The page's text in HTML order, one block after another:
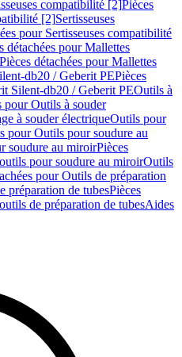
compatibilité [2]Pièces
[2]Sertisseuses
pour Sertisseuses compatibilité
détachées pour Mallettes
Pièces détachées pour Mallettes
db20 / Geberit PEPièces
Silent-db20 / Geberit PEOutils à
pour Outils à souder
à souder électriqueOutils pour
pour Outils pour soudure au
soudure au miroirPièces
pour soudure au miroirOutils
pour Outils de préparation
préparation de tubesPièces
de préparation de tubesAides